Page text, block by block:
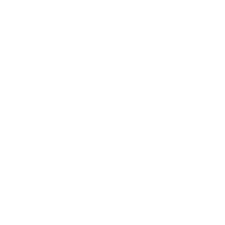
ア JS4945